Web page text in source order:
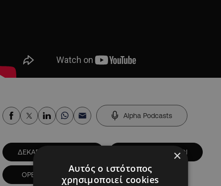
Alpha Podcasts
ΔΕΚΑΠΕΝΤΑΥΓΟΥΣΤΟΣ ΕΚΔΡΟΜΙΚΟΙ ΧΩΡΟΙ
ΟΡΕΙΝΑ ΠΑΡΑΛΙΕΣ
×
Αυτός ο ιστότοπος
χρησιμοποιεί cookies